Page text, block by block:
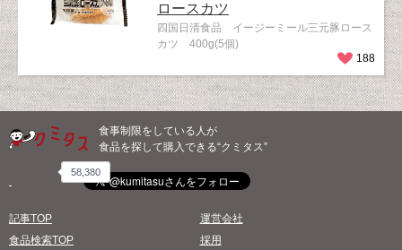
ロースカツ
四国日清食品 イージーミール三元豚ロース
カツ 400g(5個)
188
食事制限をしている人が
食品を探して購入できる“クミタス”
58,380
記事TOP
食品検索TOP
運営会社
採用